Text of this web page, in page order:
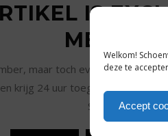
Welkom!
deze te
Accept
IS
MEMBERS
maar toch even rondkijken
krijg 24 uur toegang tot alle
Schoenvisie.nl.